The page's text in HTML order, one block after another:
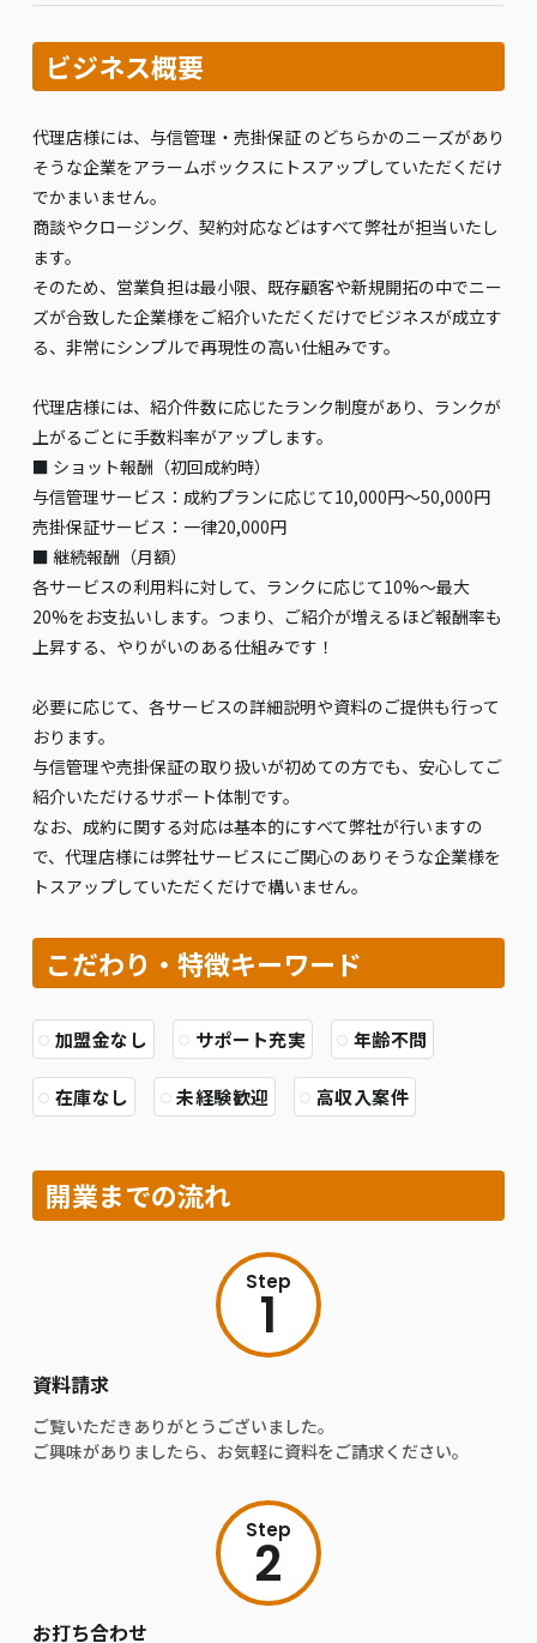
ビジネス概要
代理店様には、与信管理・売掛保証 のどちらかのニーズがあり
そうな企業をアラームボックスにトスアップしていただくだけ
でかまいません。
商談やクロージング、契約対応などはすべて弊社が担当いたし
ます。
そのため、営業負担は最小限、既存顧客や新規開拓の中でニー
ズが合致した企業様をご紹介いただくだけでビジネスが成立す
る、非常にシンプルで再現性の高い仕組みです。
代理店様には、紹介件数に応じたランク制度があり、ランクが
上がるごとに手数料率がアップします。
■ ショット報酬（初回成約時）
与信管理サービス：成約プランに応じて10,000円〜50,000円
売掛保証サービス：一律20,000円
■ 継続報酬（月額）
各サービスの利用料に対して、ランクに応じて10%〜最大
20%をお支払いします。つまり、ご紹介が増えるほど報酬率も
上昇する、やりがいのある仕組みです！
必要に応じて、各サービスの詳細説明や資料のご提供も行って
おります。
与信管理や売掛保証の取り扱いが初めての方でも、安心してご
紹介いただけるサポート体制です。
なお、成約に関する対応は基本的にすべて弊社が行いますの
で、代理店様には弊社サービスにご関心のありそうな企業様を
トスアップしていただくだけで構いません。
こだわり・特徴キーワード
加盟金なし サポート充実 年齢不問
在庫なし 未経験歓迎 高収入案件
開業までの流れ
Step
1
資料請求
ご覧いただきありがとうございました。
ご興味がありましたら、お気軽に資料をご請求ください。
Step
2
お打ち合わせ